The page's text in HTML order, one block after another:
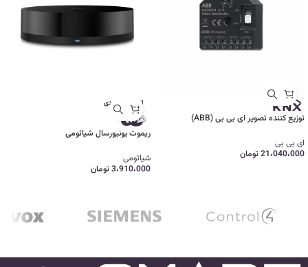
توزیع کننده تصویر ای بی بی (ABB)
ای بی بی
21،040،000تومان
اتمام موجودی
ریموت یونیورسال شیائومی
شیائومی
3،910،000تومان